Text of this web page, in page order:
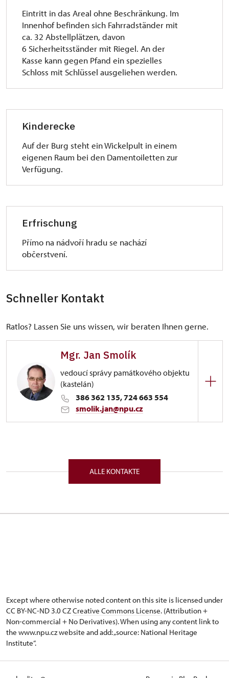
Eintritt in das Areal ohne Beschränkung. Im
Innenhof befinden sich Fahrradständer mit
ca. 32 Abstellplätzen, davon
6 Sicherheitsständer mit Riegel. An der
Kasse kann gegen Pfand ein spezielles
Schloss mit Schlüssel ausgeliehen werden.
Kinderecke
Auf der Burg steht ein Wickelpult in einem
eigenen Raum bei den Damentoiletten zur
Verfügung.
Erfrischung
Přímo na nádvoří hradu se nachází
občerstvení.
Schneller Kontakt
Ratlos? Lassen Sie uns wissen, wir beraten Ihnen gerne.
Mgr. Jan Smolík
vedoucí správy památkového objektu
(kastelán)
386 362 135, 724 663 554
smolik.jan@npu.cz
ALLE KONTAKTE
Except where otherwise noted content on this site is licensed under
CC BY-NC-ND 3.0 CZCreative Commons License. (Attribution +
Non-commercial + No Derivatives). When using any content link to
the www.npu.cz website and add: „source: National Heritage
Institute“.